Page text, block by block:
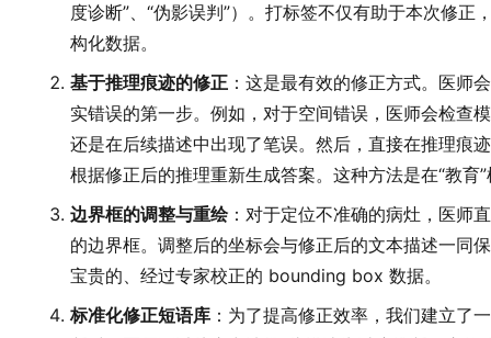
度诊断”、“伪影误判”）。打标签不仅有助于本次修
构化数据。
基于推理痕迹的修正 ：这是最有效的修正方式。医师
实错误的第一步。例如，对于空间错误，医师会检查
还是在后续描述中出现了笔误。然后，直接在推理痕
根据修正后的推理重新生成答案。这种方法是在“教育
边界框的调整与重绘 ：对于定位不准确的病灶，医师
的边界框。调整后的坐标会与修正后的文本描述一同
宝贵的、经过专家校正的 bounding box 数据。
标准化修正短语库 ：为了提高修正效率，我们建立了